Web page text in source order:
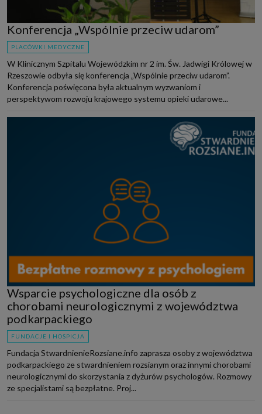
Konferencja „Wspólnie przeciw udarom”
PLACÓWKI MEDYCZNE
W Klinicznym Szpitalu Wojewódzkim nr 2 im. Św. Jadwigi Królowej w
Rzeszowie odbyła się konferencja „Wspólnie przeciw udarom”.
Konferencja poświęcona była aktualnym wyzwaniom i
perspektywom rozwoju krajowego systemu opieki udarowe...
Wsparcie psychologiczne dla osób z
chorobami neurologicznymi z województwa
podkarpackiego
FUNDACJE I HOSPICJA
Fundacja StwardnienieRozsiane.info zaprasza osoby z województwa
podkarpackiego ze stwardnieniem rozsianym oraz innymi chorobami
neurologicznymi do skorzystania z dyżurów psychologów. Rozmowy
ze specjalistami są bezpłatne. Proj...